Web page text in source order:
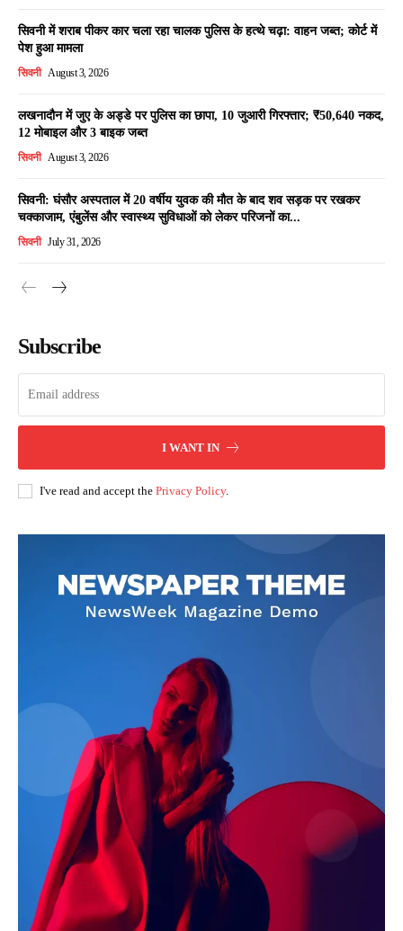
सिवनी में शराब पीकर कार चला रहा चालक पुलिस के हत्थे चढ़ा: वाहन जब्त; कोर्ट में
पेश हुआ मामला
सिवनी August 3, 2026
लखनादौन में जुए के अड्डे पर पुलिस का छापा, 10 जुआरी गिरफ्तार; ₹50,640 नकद,
12 मोबाइल और 3 बाइक जब्त
सिवनी August 3, 2026
सिवनी: घंसौर अस्पताल में 20 वर्षीय युवक की मौत के बाद शव सड़क पर रखकर
चक्काजाम, एंबुलेंस और स्वास्थ्य सुविधाओं को लेकर परिजनों का...
सिवनी July 31, 2026
Subscribe
I WANT IN
I've read and accept the Privacy Policy.